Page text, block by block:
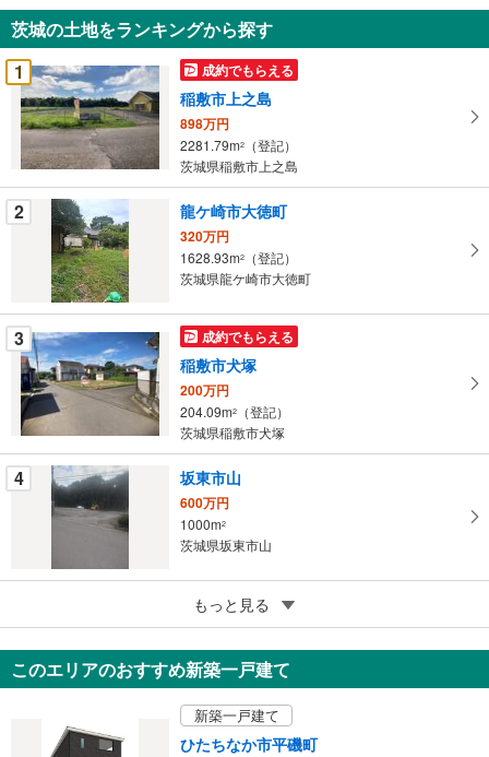
知
を
受
け
取
る
・
件
を
ー
ジ
に
保
存
る
茨城の土地をランキングから探す
1
成約でもらえる
稲敷市上之島
898万円
2281.79m2
（登記）
茨城県稲敷市上之島
2 龍ケ崎市大徳町
320万円
1628.93m2
（登記）
茨城県龍ケ崎市大徳町
3 成約でもらえる
稲敷市犬塚
200万円
204.09m2
（登記）
茨城県稲敷市犬塚
4 坂東市山
600万円
1000m2
茨城県坂東市山
2,850万円
193.59m2
茨城県つくば市みどりの2丁目
もっと見る
このエリアのおすすめ新築一戸建て
新築一戸建て
ひたちなか市平磯町